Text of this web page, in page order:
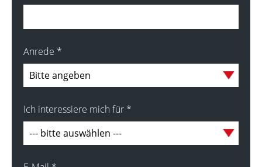
Anrede *
Ich interessiere mich für *